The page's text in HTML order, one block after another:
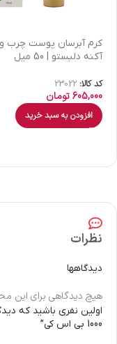
كرم آبرسان پوست چرب
آکنه دلبستو | 50 میل
کد کالا: 23022
605,000تومان
افزودن به سبد خرید
نظرات
دیدگاهها
هیچ دیدگاهی برای این
اولین نفری باشید که
1000 بی اس کی”